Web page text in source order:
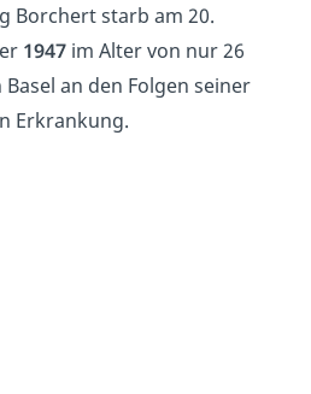
Borchert starb am 20.
1947 im Alter von nur 26
Basel an den Folgen seiner
Erkrankung.